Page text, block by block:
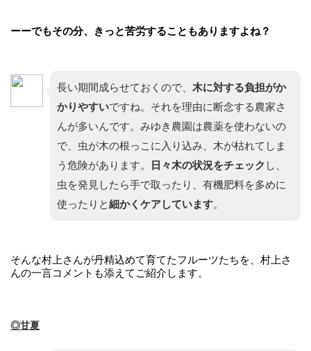
ーーでもその分、きっと苦労することもありますよね？
長い期間成らせておくので、 木に対する負担がか
かりやすいですね。それを理由に断念する農家さ
んが多いんです。みゆき農園は農薬を使わないの
で、虫が木の根っこに入り込み、木が枯れてしま
う危険があります。
日々木の状況をチェック し、
虫を発見したら手で取ったり、有機肥料を多めに
使ったりと細かくケアしています。
そんな村上さんが丹精込めて育てたフルーツたちを、村上さ
んの一言コメントも添えてご紹介します。
◎甘夏